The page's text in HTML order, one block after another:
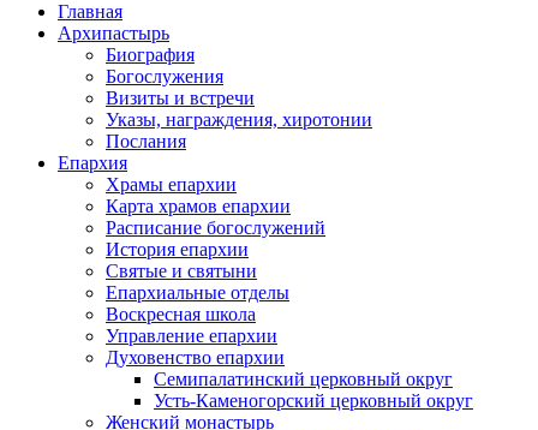
Главная
Архипастырь
Биография
Богослужения
Визиты и встречи
Указы, награждения, хиротонии
Послания
Епархия
Храмы епархии
Карта храмов епархии
Расписание богослужений
История епархии
Святые и святыни
Епархиальные отделы
Воскресная школа
Управление епархии
Духовенство епархии
Семипалатинский церковный округ
Усть-Каменогорский церковный округ
Женский монастырь